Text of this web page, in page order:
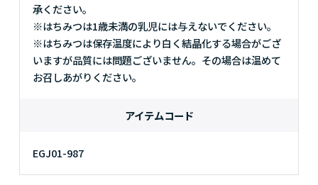
承ください。
※はちみつは1歳未満の乳児には与えないでください。
※はちみつは保存温度により白く結晶化する場合がござ
いますが品質には問題ございません。その場合は温めて
お召しあがりください。
アイテムコード
EGJ01-987